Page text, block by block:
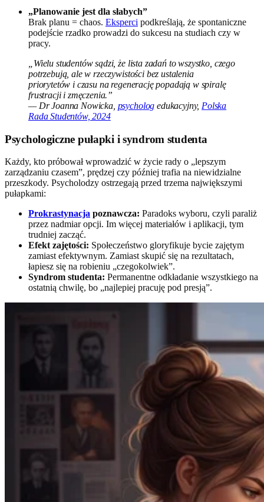
„Planowanie jest dla słabych”
Brak planu = chaos. Eksperci podkreślają, że spontaniczne
podejście rzadko prowadzi do sukcesu na studiach czy w
pracy.
„Wielu studentów sądzi, że lista zadań to wszystko, czego
potrzebują, ale w rzeczywistości bez ustalenia
priorytetów i czasu na regenerację popadają w spiralę
frustracji i zmęczenia.”
— Dr Joanna Nowicka, psycholog edukacyjny, Polska
Rada Studentów, 2024
Psychologiczne pułapki i syndrom studenta
Każdy, kto próbował wprowadzić w życie rady o „lepszym
zarządzaniu czasem”, prędzej czy później trafia na niewidzialne
przeszkody. Psycholodzy ostrzegają przed trzema największymi
pułapkami:
Prokrastynacja poznawcza: Paradoks wyboru, czyli paraliż
przez nadmiar opcji. Im więcej materiałów i aplikacji, tym
trudniej zacząć.
Efekt zajętości: Społeczeństwo gloryfikuje bycie zajętym
zamiast efektywnym. Zamiast skupić się na rezultatach,
łapiesz się na robieniu „czegokolwiek”.
Syndrom studenta: Permanentne odkładanie wszystkiego na
ostatnią chwilę, bo „najlepiej pracuję pod presją”.